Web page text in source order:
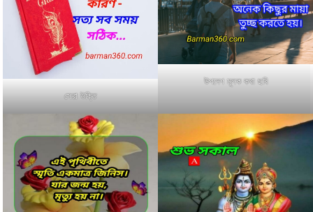
সেরা উক্তি
উপদেশ মূলক কথা ছবি